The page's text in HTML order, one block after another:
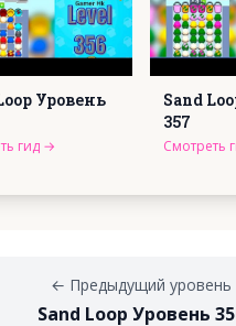
Уровень
гид →
Sand
357
Смотреть
← Предыдущий уровень
Sand Loop Уровень